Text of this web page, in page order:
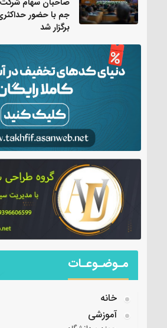
جم با حضور
برگزار شد
مـوضـوعـات
خانه
آموزشی